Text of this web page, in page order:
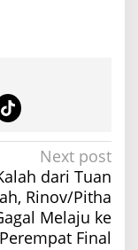
Next post
dari Tuan
Rinov/Pitha
Melaju ke
Perempat Final